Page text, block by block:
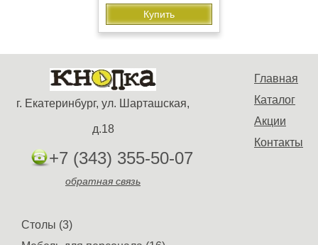
Купить
Главная
Каталог
Акции
Контакты
г. Екатеринбург, ул. Шарташская,
д.18
+7 (343) 355-50-07
обратная связь
Столы (3)